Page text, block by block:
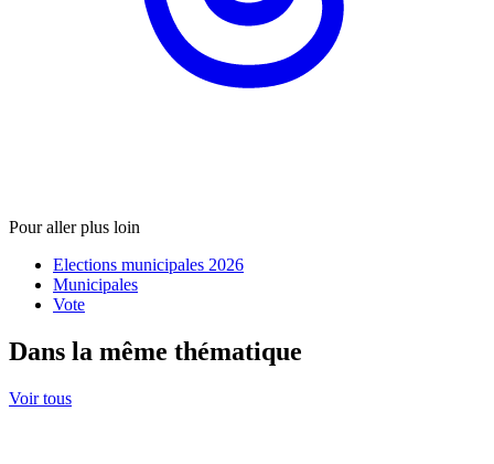
Pour aller plus loin
Elections municipales 2026
Municipales
Vote
Dans la même thématique
Voir tous